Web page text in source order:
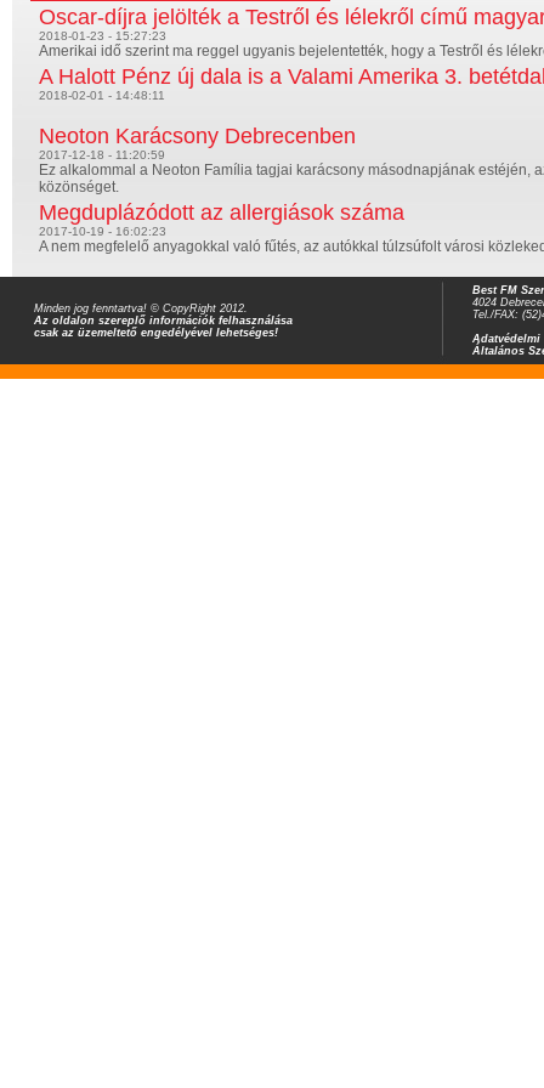
Oscar-díjra jelölték a Testről és lélekről című
2018-01-23 - 15:27:23
Amerikai idő szerint ma reggel ugyanis bejelentették, hogy a Testről és
A Halott Pénz új dala is a Valami Amerika 3.
2018-02-01 - 14:48:11
Neoton Karácsony Debrecenben
2017-12-18 - 11:20:59
Ez alkalommal a Neoton Família tagjai karácsony másodnapjának
közönséget.
Megduplázódott az allergiások száma
2017-10-19 - 16:02:23
A nem megfelelő anyagokkal való fűtés, az autókkal túlzsúfolt városi
Minden jog fenntartva! © CopyRight 2012.
Az oldalon szereplő információk felhasználása
csak az üzemeltető engedélyével lehetséges!
Best FM
4024
Tel./FAX:
Adatvédelmi
Általános